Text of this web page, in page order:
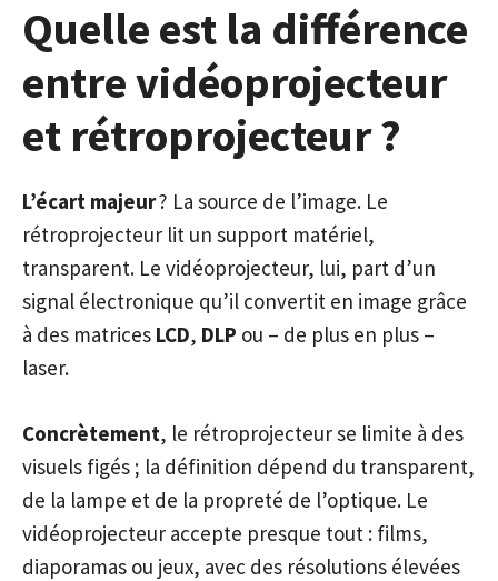
Quelle est la différence
entre vidéoprojecteur
et rétroprojecteur ?
L’écart majeur? La source de l’image. Le
rétroprojecteur lit un support matériel,
transparent. Le vidéoprojecteur, lui, part d’un
signal électronique qu’il convertit en image grâce
à des matrices LCD, DLP ou – de plus en plus –
laser.
Concrètement, le rétroprojecteur se limite à des
visuels figés ; la définition dépend du transparent,
de la lampe et de la propreté de l’optique. Le
vidéoprojecteur accepte presque tout : films,
diaporamas ou jeux, avec des résolutions élevées